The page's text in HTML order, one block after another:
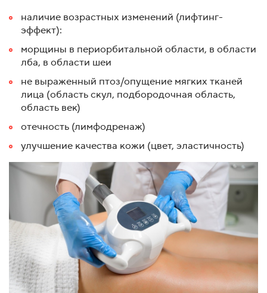
наличие возрастных изменений (лифтинг-
эффект):
морщины в периорбитальной области, в области
лба, в области шеи
не выраженный птоз/опущение мягких тканей
лица (область скул, подбородочная область,
область век)
отечность (лимфодренаж)
улучшение качества кожи (цвет, эластичность)